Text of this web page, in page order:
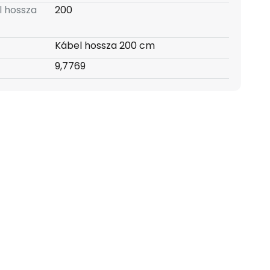
200
Kábel hossza 200 cm
9,7769